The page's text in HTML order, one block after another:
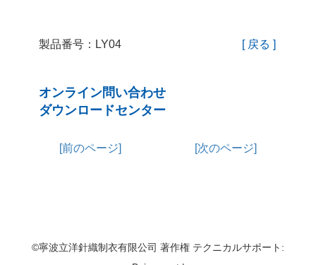
製品番号：LY04 [ 戻る ]
オンライン問い合わせ
ダウンロードセンター
[前のページ] [次のページ]
©寧波立洋針織制衣有限公司 著作権 テクニカルサポート: